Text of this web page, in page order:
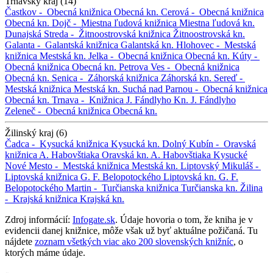
Častkov - Obecná knižnica Obecná kn. Cerová - Obecná knižnica
Obecná kn. Dojč - Miestna ľudová knižnica Miestna ľudová kn.
Dunajská Streda - Žitnoostrovská knižnica Žitnoostrovská kn.
Galanta - Galantská knižnica Galantská kn. Hlohovec - Mestská
knižnica Mestská kn. Jelka - Obecná knižnica Obecná kn. Kúty -
Obecná knižnica Obecná kn. Petrova Ves - Obecná knižnica
Obecná kn. Senica - Záhorská knižnica Záhorská kn. Sereď -
Mestská knižnica Mestská kn. Suchá nad Parnou - Obecná knižnica
Obecná kn. Trnava - Knižnica J. Fándlyho Kn. J. Fándlyho
Zeleneč - Obecná knižnica Obecná kn.
Žilinský kraj (6)
Čadca - Kysucká knižnica Kysucká kn. Dolný Kubín - Oravská
knižnica A. Habovštiaka Oravská kn. A. Habovštiaka Kysucké
Nové Mesto - Mestská knižnica Mestská kn. Liptovský Mikuláš -
Liptovská knižnica G. F. Belopotockého Liptovská kn. G. F.
Belopotockého Martin - Turčianska knižnica Turčianska kn. Žilina
- Krajská knižnica Krajská kn.
Zdroj informácií: Infogate.sk. Údaje hovoria o tom, že kniha je v
evidencii danej knižnice, môže však už byť aktuálne požičaná. Tu
nájdete zoznam všetkých viac ako 200 slovenských knižníc, o
ktorých máme údaje.